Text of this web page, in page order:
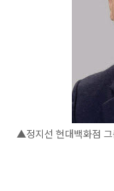
▲정지선 현대백화점